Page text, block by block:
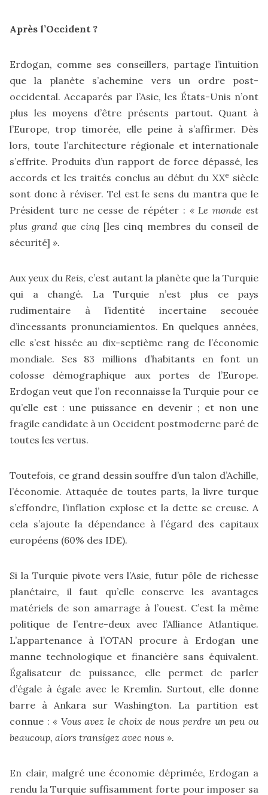
Après l’Occident ?
Erdogan, comme ses conseillers, partage l’intuition
que la planète s’achemine vers un ordre post-
occidental. Accaparés par l’Asie, les États-Unis n’ont
plus les moyens d’être présents partout. Quant à
l’Europe, trop timorée, elle peine à s’affirmer. Dès
lors, toute l’architecture régionale et internationale
s’effrite. Produits d’un rapport de force dépassé, les
accords et les traités conclus au début du XXe siècle
sont donc à réviser. Tel est le sens du mantra que le
Président turc ne cesse de répéter : « Le monde est
plus grand que cinq [les cinq membres du conseil de
sécurité] ».
Aux yeux du Reis, c’est autant la planète que la Turquie
qui a changé. La Turquie n’est plus ce pays
rudimentaire à l’identité incertaine secouée
d’incessants pronunciamientos. En quelques années,
elle s’est hissée au dix-septième rang de l’économie
mondiale. Ses 83 millions d’habitants en font un
colosse démographique aux portes de l’Europe.
Erdogan veut que l’on reconnaisse la Turquie pour ce
qu’elle est : une puissance en devenir ; et non une
fragile candidate à un Occident postmoderne paré de
toutes les vertus.
Toutefois, ce grand dessin souffre d’un talon d’Achille,
l’économie. Attaquée de toutes parts, la livre turque
s’effondre, l’inflation explose et la dette se creuse. A
cela s’ajoute la dépendance à l’égard des capitaux
européens (60% des IDE).
Si la Turquie pivote vers l’Asie, futur pôle de richesse
planétaire, il faut qu’elle conserve les avantages
matériels de son amarrage à l’ouest. C’est la même
politique de l’entre-deux avec l’Alliance Atlantique.
L’appartenance à l’OTAN procure à Erdogan une
manne technologique et financière sans équivalent.
Égalisateur de puissance, elle permet de parler
d’égale à égale avec le Kremlin. Surtout, elle donne
barre à Ankara sur Washington. La partition est
connue :« Vous avez le choix de nous perdre un peu ou
beaucoup, alors transigez avec nous ».
En clair, malgré une économie déprimée, Erdogan a
rendu la Turquie suffisamment forte pour imposer sa